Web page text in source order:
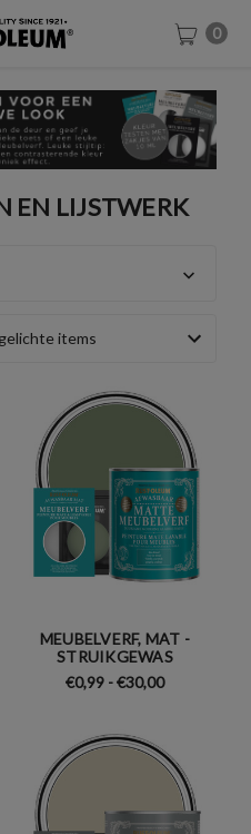
0
EN LIJSTWERK
MEUBELVERF, MAT -
STRUIKGEWAS
€0,99 - €30,00